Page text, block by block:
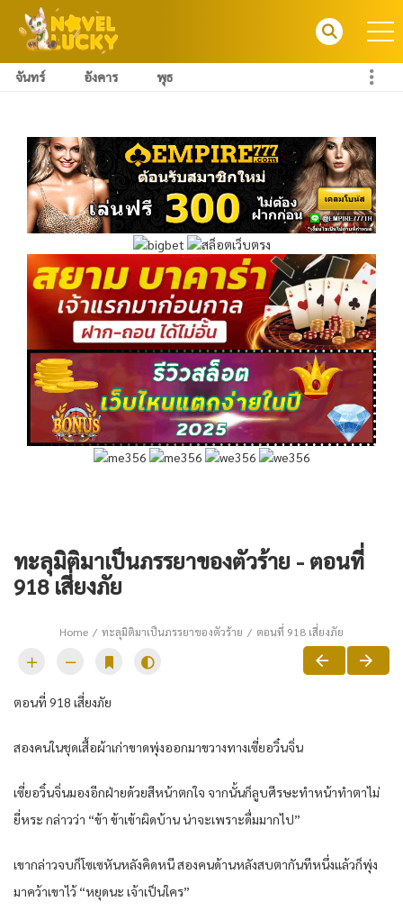
จันทร์ อังคาร พุธ
ทะลุมิติมาเป็นภรรยาของตัวร้าย - ตอนที่
918 เสี่ยงภัย
Home ทะลุมิติมาเป็นภรรยาของตัวร้าย ตอนที่ 918 เสี่ยงภัย
ตอนที่ 918 เสี่ยงภัย
สองคนในชุดเสื้อผ้าเก่าขาดพุ่งออกมาขวางทางเซี่ยอวิ๋นจิ่น
เซี่ยอวิ๋นจิ่นมองอีกฝ่ายด้วยสีหน้าตกใจ จากนั้นก็ลูบศีรษะทำหน้าทำตาไม่
ยี่หระ กล่าวว่า “ข้า ข้าเข้าผิดบ้าน น่าจะเพราะดื่มมากไป”
เขากล่าวจบก็โซเซหันหลังคิดหนี สองคนด้านหลังสบตากันทีหนึ่งแล้วก็พุ่ง
มาคว้าเขาไว้ “หยุดนะ เจ้าเป็นใคร”